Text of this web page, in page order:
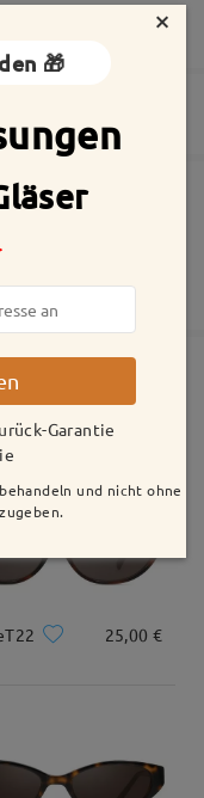
der Gläser
Garantie
25,00 €
×
🎁
Garantie
und nicht ohne